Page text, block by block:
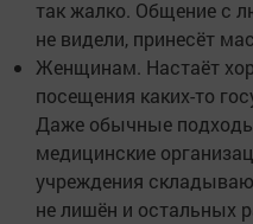
так жалко. Общение с
не видели, принесёт
Женщинам. Настаёт
посещения каких-то
Даже обычные
медицинские
учреждения
не лишён и остальных